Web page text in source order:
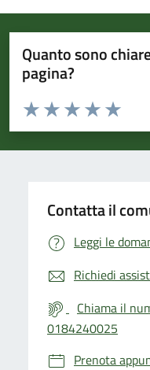
Quanto sono
pagina?
Valuta da 1 a 5 stelle la
Valuta
Valuta 4
Valuta 3 stelle
Valuta 2 stelle su 5
Valuta 1 stelle su 5
Contatta il
Leggi le
Richiedi
Chiama il
0184240025
Prenota